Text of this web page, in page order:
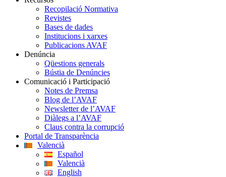
Recopilació Normativa
Revistes
Bases de dades
Institucions i xarxes
Publicacions AVAF
Denúncia
Qüestions generals
Bústia de Denúncies
Comunicació i Participació
Notes de Premsa
Blog de l’AVAF
Newsletter de l’AVAF
Diàlegs a l’AVAF
Claus contra la corrupció
Portal de Transparència
Valencià
Español
Valencià
English